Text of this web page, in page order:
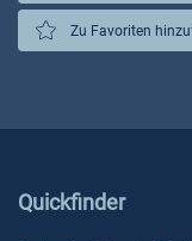
Zu Favoriten
Quickfinder